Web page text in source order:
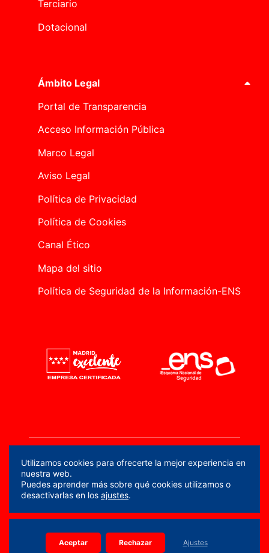
Terciario
Dotacional
Ámbito Legal
Portal de Transparencia
Acceso Información Pública
Marco Legal
Aviso Legal
Política de Privacidad
Política de Cookies
Canal Ético
Mapa del sitio
Política de Seguridad de la Información-ENS
914 36 15 90
info.planifica@madrid.org
Calle Edgar Neville, 3 (Pl. Baja) 28020 Madrid
Copyright 2026 © Todos los derechos reservados |
PLANIFICA MADRID
Utilizamos cookies para ofrecerte la mejor experiencia en
nuestra web.
Puedes aprender más sobre qué cookies utilizamos o
desactivarlas en los ajustes.
Aceptar Rechazar Ajustes